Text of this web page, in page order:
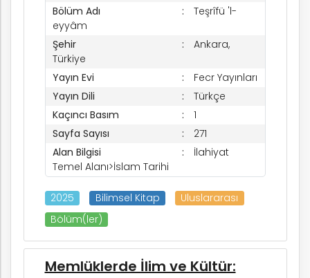
Bölüm Adı
Teşrîfü 'l-
eyyâm
Şehir
Ankara,
Türkiye
Yayın Evi
Fecr Yayınları
Yayın Dili
Türkçe
Kaçıncı Basım
1
Sayfa Sayısı
271
Alan Bilgisi
İlahiyat
Temel Alanı>İslam Tarihi
2025 Bilimsel Kitap
Uluslararası
Bölüm(ler)
Memlüklerde İlim ve Kültür: